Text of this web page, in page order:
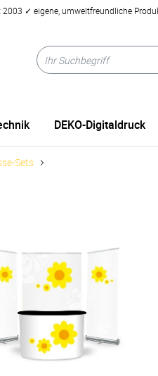
✓ eigene, umweltfreundliche
DEKO-Digitaldruck
Sets